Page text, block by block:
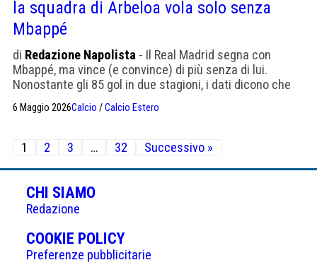
la squadra di Arbeloa vola solo senza
Mbappé
di Redazione Napolista - Il Real Madrid segna con
Mbappé, ma vince (e convince) di più senza di lui.
Nonostante gli 85 gol in due stagioni, i dati dicono che
appuntamenti.
6 Maggio 2026Calcio /Calcio Estero
Paginazione
degli
articoli
1 2 3 … 32 Successivo »
CHI SIAMO
Redazione
COOKIE POLICY(APRE
IN
Preferenze pubblicitarie